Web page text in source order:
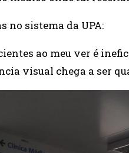
no sistema da UPA:
ao meu ver é
visual chega a ser